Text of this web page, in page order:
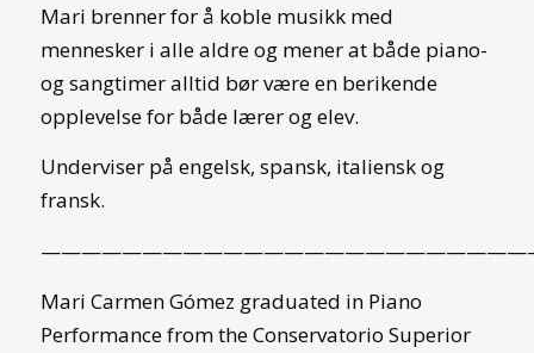
Mari brenner for å koble musikk med
mennesker i alle aldre og mener at både piano-
og sangtimer alltid bør være en berikende
opplevelse for både lærer og elev.
Underviser på engelsk, spansk, italiensk og
fransk.
Mari Carmen Gómez graduated in Piano
Performance from the Conservatorio Superior